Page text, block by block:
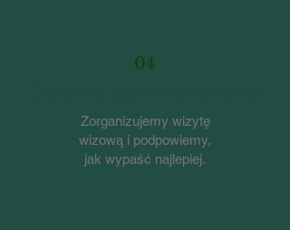
04
Zorganizujemy wizytę
wizową i podpowiemy,
jak wypaść najlepiej.